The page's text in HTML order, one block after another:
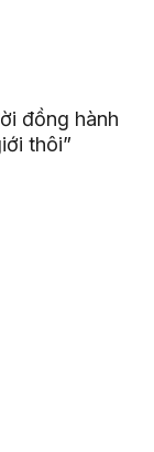
đồng hành
thôi”